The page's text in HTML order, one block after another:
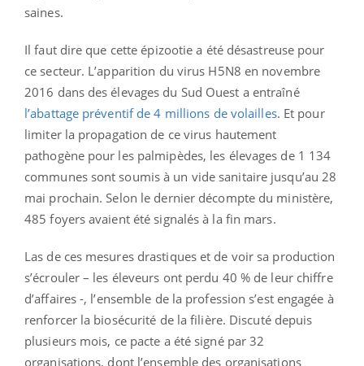
saines.
Il faut dire que cette épizootie a été désastreuse pour
ce secteur. L’apparition du virus H5N8 en novembre
2016 dans des élevages du Sud Ouest a entraîné
l’abattage préventif de 4 millions de volailles. Et pour
limiter la propagation de ce virus hautement
pathogène pour les palmipèdes, les élevages de 1 134
communes sont soumis à un vide sanitaire jusqu’au 28
mai prochain. Selon le dernier décompte du ministère,
485 foyers avaient été signalés à la fin mars.
Las de ces mesures drastiques et de voir sa production
s’écrouler – les éleveurs ont perdu 40 % de leur chiffre
d’affaires -, l’ensemble de la profession s’est engagée à
renforcer la biosécurité de la filière. Discuté depuis
plusieurs mois, ce pacte a été signé par 32
organisations, dont l’ensemble des organisations